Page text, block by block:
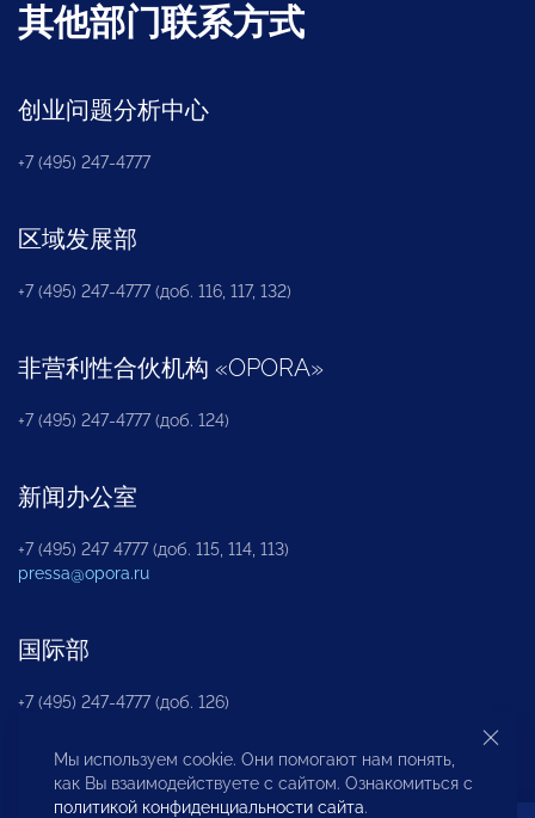
其他部门联系方式
创业问题分析中心
+7 (495) 247-4777
区域发展部
+7 (495) 247-4777 (доб. 116, 117, 132)
非营利性合伙机构 «OPORA»
+7 (495) 247-4777 (доб. 124)
新闻办公室
+7 (495) 247 4777 (доб. 115, 114, 113)
pressa@opora.ru
国际部
+7 (495) 247-4777 (доб. 126)
商投权益保护部
Мы используем cookie. Они помогают нам понять,
как Вы взаимодействуете с сайтом. Ознакомиться с
политикой конфиденциальности сайта.